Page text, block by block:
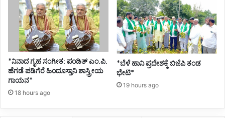
*ನಿನಾದ ಗೃಹ ಸಂಗೀತ: ಪಂಡಿತ್ ಎಂ.ಪಿ.
ಹೆಗಡೆ ಪಡಿಗೆರೆ ಹಿಂದೂಸ್ತಾನಿ ಶಾಸ್ತ್ರೀಯ
ಗಾಯನ*
18 hours ago
*ಬೆಳೆ ಹಾನಿ ಪ್ರದೇಶಕ್ಕೆ ಬಿಜೆಪಿ ತಂಡ
ಭೇಟಿ*
19 hours ago